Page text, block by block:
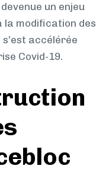
un enjeu
modification des
accélérée
Covid-19.